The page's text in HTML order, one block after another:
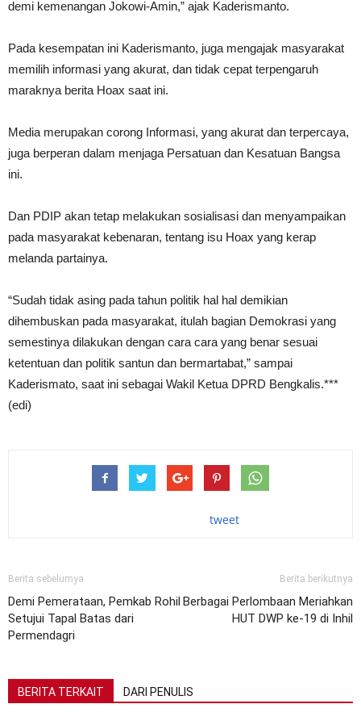
demi kemenangan Jokowi-Amin,” ajak Kaderismanto.
Pada kesempatan ini Kaderismanto, juga mengajak masyarakat
memilih informasi yang akurat, dan tidak cepat terpengaruh
maraknya berita Hoax saat ini.
Media merupakan corong Informasi, yang akurat dan terpercaya,
juga berperan dalam menjaga Persatuan dan Kesatuan Bangsa
ini.
Dan PDIP akan tetap melakukan sosialisasi dan menyampaikan
pada masyarakat kebenaran, tentang isu Hoax yang kerap
melanda partainya.
“Sudah tidak asing pada tahun politik hal hal demikian
dihembuskan pada masyarakat, itulah bagian Demokrasi yang
semestinya dilakukan dengan cara cara yang benar sesuai
ketentuan dan politik santun dan bermartabat,” sampai
Kaderismato, saat ini sebagai Wakil Ketua DPRD Bengkalis.***
(edi)
tweet
Berita sebelumya
Demi Pemerataan, Pemkab Rohil
Setujui Tapal Batas dari
Permendagri
Berita berikutnya
Berbagai Perlombaan Meriahkan
HUT DWP ke-19 di Inhil
BERITA TERKAIT DARI PENULIS